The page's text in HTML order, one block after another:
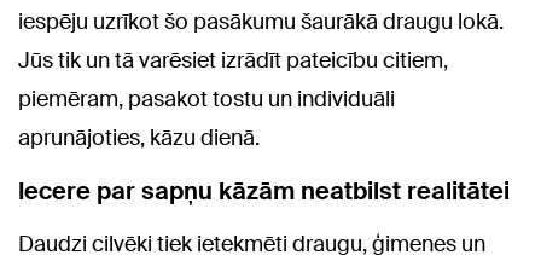
iespēju uzrīkot šo pasākumu šaurākā draugu lokā.
Jūs tik un tā varēsiet izrādīt pateicību citiem,
piemēram, pasakot tostu un individuāli
aprunājoties, kāzu dienā.
Iecere par sapņu kāzām neatbilst realitātei
Daudzi cilvēki tiek ietekmēti draugu, ģimenes un